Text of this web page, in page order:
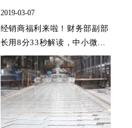
33秒解读，中小微企业发展
2019-03-07
经销商福利来啦！财务部副部
长用8分33秒解读，中小微企
业发展帮扶政策！ ...